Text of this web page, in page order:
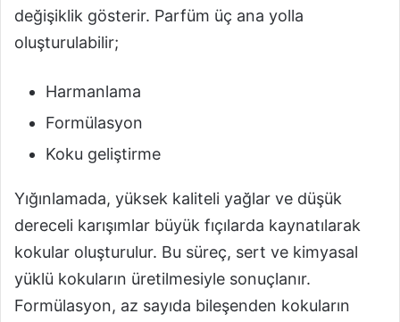
değişiklik gösterir. Parfüm üç ana yolla
oluşturulabilir;
Harmanlama
Formülasyon
Koku geliştirme
Yığınlamada, yüksek kaliteli yağlar ve düşük
dereceli karışımlar büyük fıçılarda kaynatılarak
kokular oluşturulur. Bu süreç, sert ve kimyasal
yüklü kokuların üretilmesiyle sonuçlanır.
Formülasyon, az sayıda bileşenden kokuların